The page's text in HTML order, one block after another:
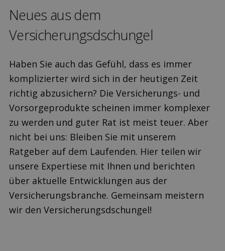
Neues aus dem
Versicherungsdschungel
Haben Sie auch das Gefühl, dass es immer
komplizierter wird sich in der heutigen Zeit
richtig abzusichern? Die Versicherungs- und
Vorsorgeprodukte scheinen immer komplexer
zu werden und guter Rat ist meist teuer. Aber
nicht bei uns: Bleiben Sie mit unserem
Ratgeber auf dem Laufenden. Hier teilen wir
unsere Expertiese mit Ihnen und berichten
über aktuelle Entwicklungen aus der
Versicherungsbranche. Gemeinsam meistern
wir den Versicherungsdschungel!